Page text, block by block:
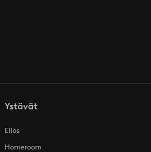
Ystävät
Ellos
Homeroom